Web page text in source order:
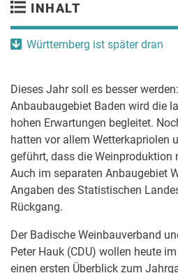
INHALT
Württemberg ist später dran
Dieses Jahr soll es besser
Anbaubaugebiet Baden wird die
hohen Erwartungen begleitet.
hatten vor allem Wetterkapriolen
geführt, dass die Weinproduktion
Auch im separaten Anbaugebiet
Angaben des Statistischen
Rückgang.
Der Badische Weinbauverband
Peter Hauk (CDU) wollen heute
einen ersten Überblick zum